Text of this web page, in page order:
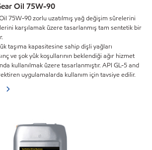
Oil 75W-90
75W-90 zorlu uzatılmış yağ değişim sürelerini
karşılamak üzere tasarlanmış tam sentetik bir
taşıma kapasitesine sahip dişli yağları
ve şok yük koşullarının beklendiği ağır hizmet
kullanılmak üzere tasarlanmıştır. API GL-5 and
uygulamalarda kullanım için tavsiye edilir.